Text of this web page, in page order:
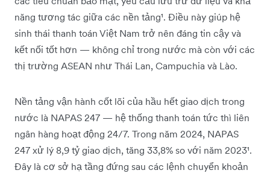
năng tương tác giữa các nền tảng¹. Điều này giúp hệ
sinh thái thanh toán Việt Nam trở nên đáng tin cậy và
kết nối tốt hơn — không chỉ trong nước mà còn với các
thị trường ASEAN như Thái Lan, Campuchia và Lào.
Nền tảng vận hành cốt lõi của hầu hết giao dịch trong
nước là NAPAS 247 — hệ thống thanh toán tức thì liên
ngân hàng hoạt động 24/7. Trong năm 2024, NAPAS
247 xử lý 8,9 tỷ giao dịch, tăng 33,8% so với năm 2023¹.
Đây là cơ sở hạ tầng đứng sau các lệnh chuyển khoản